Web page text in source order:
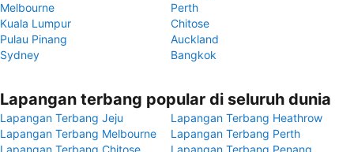
Melbourne
Perth
Kuala Lumpur
Chitose
Pulau Pinang
Auckland
Sydney
Bangkok
Lapangan terbang popular di seluruh dunia
Lapangan Terbang Jeju
Lapangan Terbang Heathrow
Lapangan Terbang Melbourne
Lapangan Terbang Perth
Lapangan Terbang Chitose
Lapangan Terbang Penang